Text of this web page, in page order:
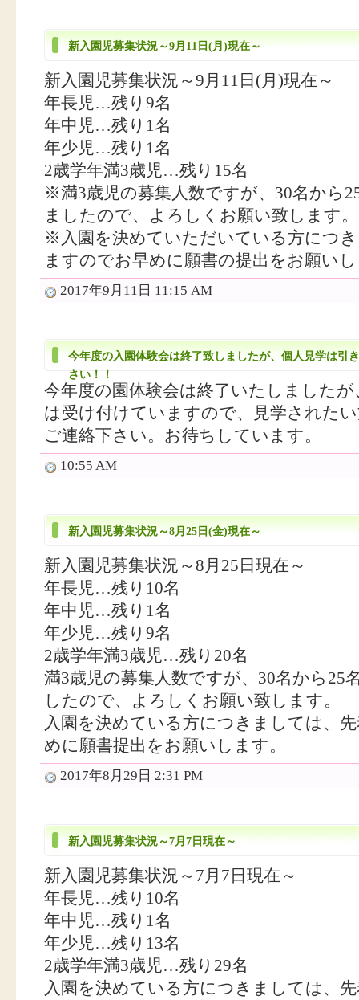
新入園児募集状況～9月11日(月)現在～
新入園児募集状況～9月11日(月)現在～
年長児…残り9名
年中児…残り1名
年少児…残り1名
2歳学年満3歳児…残り15名
※満3歳児の募集人数ですが、30名から
ましたので、よろしくお願い致します。
※入園を決めていただいている方につ
ますのでお早めに願書の提出をお願い
2017年9月11日 11:15 AM
今年度の入園体験会は終了致しましたが、個人見学は引
さい！！
今年度の園体験会は終了いたしました
は受け付けていますので、見学されたい
ご連絡下さい。お待ちしています。
10:55 AM
新入園児募集状況～8月25日(金)現在～
新入園児募集状況～8月25日現在～
年長児…残り10名
年中児…残り1名
年少児…残り9名
2歳学年満3歳児…残り20名
満3歳児の募集人数ですが、30名から25
したので、よろしくお願い致します。
入園を決めている方につきましては、
めに願書提出をお願いします。
2017年8月29日 2:31 PM
新入園児募集状況～7月7日現在～
新入園児募集状況～7月7日現在～
年長児…残り10名
年中児…残り1名
年少児…残り13名
2歳学年満3歳児…残り29名
入園を決めている方につきましては、